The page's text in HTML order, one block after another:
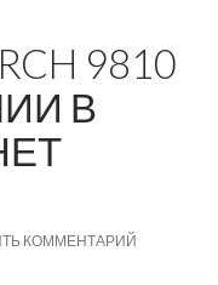
9810
В
КОММЕНТАРИЙ